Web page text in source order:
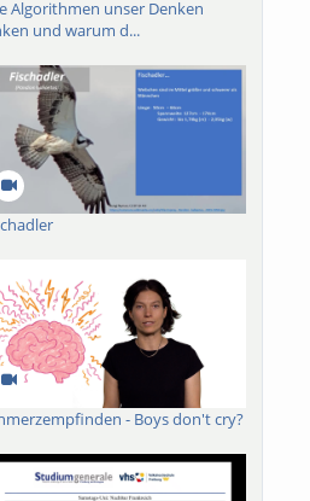
6. Vorlesung: 24.11.2008
Algorithmen unser Denken
und warum d...
- Boys don't cry?